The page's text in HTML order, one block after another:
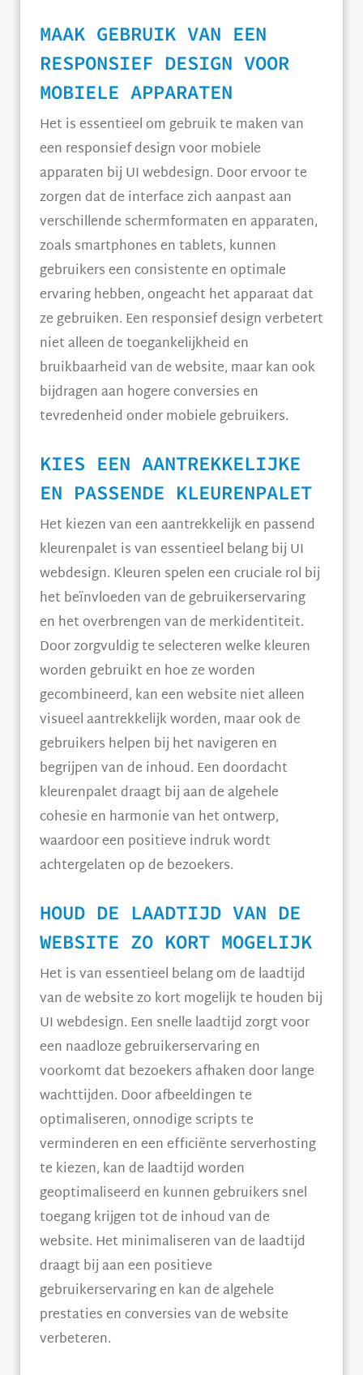
MAAK GEBRUIK VAN EEN
RESPONSIEF DESIGN VOOR
MOBIELE APPARATEN
Het is essentieel om gebruik te maken van
een responsief design voor mobiele
apparaten bij UI webdesign. Door ervoor te
zorgen dat de interface zich aanpast aan
verschillende schermformaten en apparaten,
zoals smartphones en tablets, kunnen
gebruikers een consistente en optimale
ervaring hebben, ongeacht het apparaat dat
ze gebruiken. Een responsief design verbetert
niet alleen de toegankelijkheid en
bruikbaarheid van de website, maar kan ook
bijdragen aan hogere conversies en
tevredenheid onder mobiele gebruikers.
KIES EEN AANTREKKELIJKE
EN PASSENDE KLEURENPALET
Het kiezen van een aantrekkelijk en passend
kleurenpalet is van essentieel belang bij UI
webdesign. Kleuren spelen een cruciale rol bij
het beïnvloeden van de gebruikerservaring
en het overbrengen van de merkidentiteit.
Door zorgvuldig te selecteren welke kleuren
worden gebruikt en hoe ze worden
gecombineerd, kan een website niet alleen
visueel aantrekkelijk worden, maar ook de
gebruikers helpen bij het navigeren en
begrijpen van de inhoud. Een doordacht
kleurenpalet draagt bij aan de algehele
cohesie en harmonie van het ontwerp,
waardoor een positieve indruk wordt
achtergelaten op de bezoekers.
HOUD DE LAADTIJD VAN DE
WEBSITE ZO KORT MOGELIJK
Het is van essentieel belang om de laadtijd
van de website zo kort mogelijk te houden bij
UI webdesign. Een snelle laadtijd zorgt voor
een naadloze gebruikerservaring en
voorkomt dat bezoekers afhaken door lange
wachttijden. Door afbeeldingen te
optimaliseren, onnodige scripts te
verminderen en een efficiënte serverhosting
te kiezen, kan de laadtijd worden
geoptimaliseerd en kunnen gebruikers snel
toegang krijgen tot de inhoud van de
website. Het minimaliseren van de laadtijd
draagt bij aan een positieve
gebruikerservaring en kan de algehele
prestaties en conversies van de website
verbeteren.